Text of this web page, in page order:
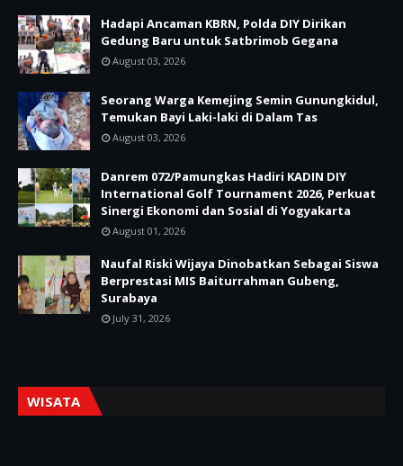
Hadapi Ancaman KBRN, Polda DIY Dirikan
Gedung Baru untuk Satbrimob Gegana
August 03, 2026
Seorang Warga Kemejing Semin Gunungkidul,
Temukan Bayi Laki-laki di Dalam Tas
August 03, 2026
Danrem 072/Pamungkas Hadiri KADIN DIY
International Golf Tournament 2026, Perkuat
Sinergi Ekonomi dan Sosial di Yogyakarta
August 01, 2026
Naufal Riski Wijaya Dinobatkan Sebagai Siswa
Berprestasi MIS Baiturrahman Gubeng,
Surabaya
July 31, 2026
WISATA